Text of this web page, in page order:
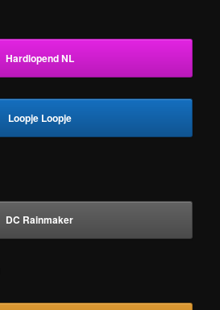
Hardlopend NL
Loopje Loopje
DC Rainmaker